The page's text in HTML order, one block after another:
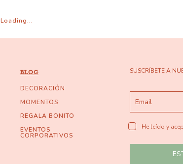
Loading...
BLOG
DECORACIÓN
MOMENTOS
REGALA BONITO
EVENTOS
CORPORATIVOS
SUSCRÍBETE A
He leído y